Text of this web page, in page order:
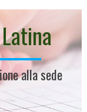
alla sede